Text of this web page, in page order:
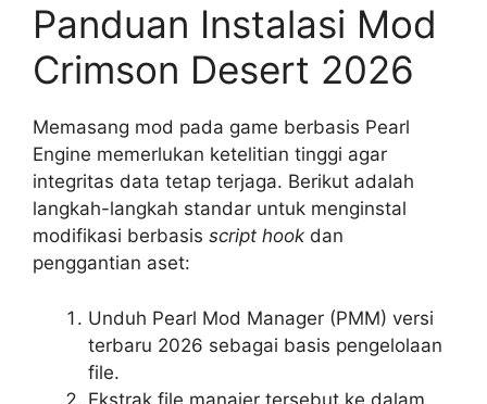
Panduan Instalasi Mod
Crimson Desert 2026
Memasang mod pada game berbasis Pearl
Engine memerlukan ketelitian tinggi agar
integritas data tetap terjaga. Berikut adalah
langkah-langkah standar untuk menginstal
modifikasi berbasis script hook dan
penggantian aset:
Unduh Pearl Mod Manager (PMM) versi
terbaru 2026 sebagai basis pengelolaan
file.
Ekstrak file manajer tersebut ke dalam